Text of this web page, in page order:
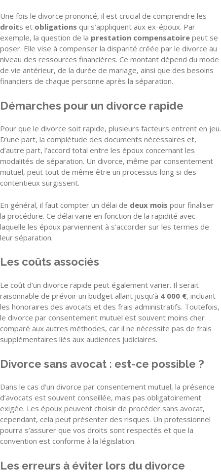
Une fois le divorce prononcé, il est crucial de comprendre les
droits et obligations qui s’appliquent aux ex-époux. Par
exemple, la question de la prestation compensatoire peut se
poser. Elle vise à compenser la disparité créée par le divorce au
niveau des ressources financières. Ce montant dépend du mode
de vie antérieur, de la durée de mariage, ainsi que des besoins
financiers de chaque personne après la séparation.
Démarches pour un divorce rapide
Pour que le divorce soit rapide, plusieurs facteurs entrent en jeu.
D’une part, la complétude des documents nécessaires et,
d’autre part, l’accord total entre les époux concernant les
modalités de séparation. Un divorce, même par consentement
mutuel, peut tout de même être un processus long si des
contentieux surgissent.
En général, il faut compter un délai de deux mois pour finaliser
la procédure. Ce délai varie en fonction de la rapidité avec
laquelle les époux parviennent à s’accorder sur les termes de
leur séparation.
Les coûts associés
Le coût d’un divorce rapide peut également varier. Il serait
raisonnable de prévoir un budget allant jusqu’à 4 000 €, incluant
les honoraires des avocats et des frais administratifs. Toutefois,
le divorce par consentement mutuel est souvent moins cher
comparé aux autres méthodes, car il ne nécessite pas de frais
supplémentaires liés aux audiences judiciaires.
Divorce sans avocat : est-ce possible ?
Dans le cas d’un divorce par consentement mutuel, la présence
d’avocats est souvent conseillée, mais pas obligatoirement
exigée. Les époux peuvent choisir de procéder sans avocat,
cependant, cela peut présenter des risques. Un professionnel
pourra s’assurer que vos droits sont respectés et que la
convention est conforme à la législation.
Les erreurs à éviter lors du divorce